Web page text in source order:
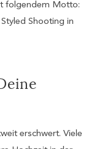
folgendem Motto:
Shooting in
erschwert. Viele